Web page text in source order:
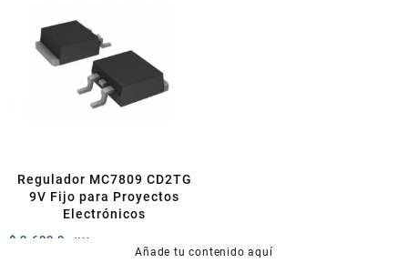
Regulador MC7809 CD2TG
9V Fijo para Proyectos
Electrónicos
$ 2.600,0 +IVA
Añade tu contenido aquí